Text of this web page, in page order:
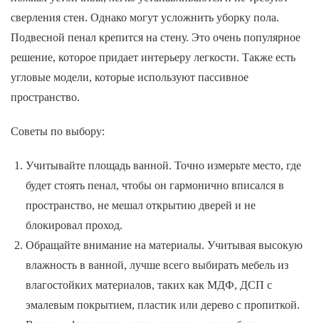
сверления стен. Однако могут усложнить уборку пола.
Подвесной пенал крепится на стену. Это очень популярное
решение, которое придает интерьеру легкости. Также есть
угловые модели, которые используют пассивное
пространство.
Советы по выбору:
Учитывайте площадь ванной. Точно измерьте место, где
будет стоять пенал, чтобы он гармонично вписался в
пространство, не мешал открытию дверей и не
блокировал проход.
Обращайте внимание на материалы. Учитывая высокую
влажность в ванной, лучше всего выбирать мебель из
влагостойких материалов, таких как МДФ, ДСП с
эмалевым покрытием, пластик или дерево с пропиткой.